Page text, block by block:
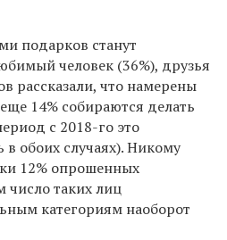
подарков станут
человек (36%), друзья
рассказали, что намерены
14% собираются делать
с 2018-го это
обоих случаях). Никому
12% опрошенных
число таких лиц
категориям наоборот